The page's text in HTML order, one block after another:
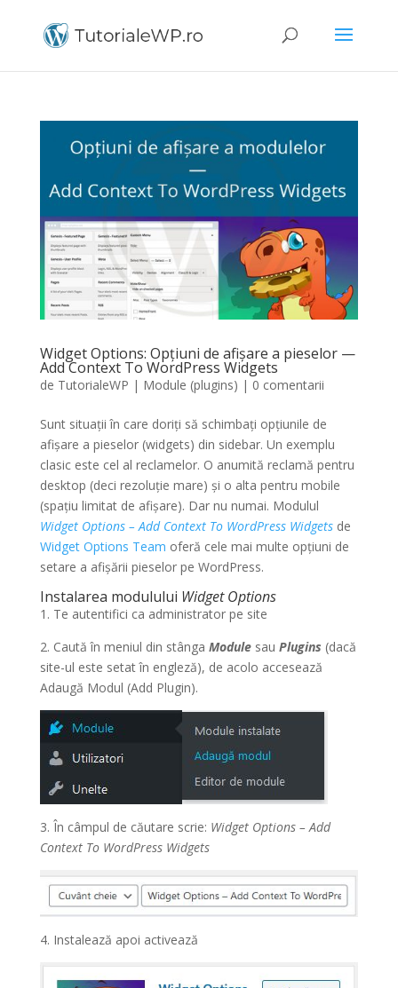
Widget Options: Opțiuni de afișare a pieselor —
Add Context To WordPress Widgets
de TutorialeWP | Module (plugins) | 0 comentarii
Sunt situații în care doriți să schimbați opțiunile de
afișare a pieselor (widgets) din sidebar. Un exemplu
clasic este cel al reclamelor. O anumită reclamă pentru
desktop (deci rezoluție mare) și o alta pentru mobile
(spațiu limitat de afișare). Dar nu numai. Modulul
Widget Options – Add Context To WordPress Widgetsde
Widget Options Team oferă cele mai multe opțiuni de
setare a afișării pieselor pe WordPress.
Instalarea modulului Widget Options
1. Te autentifici ca administrator pe site
2. Caută în meniul din stânga Module sau Plugins (dacă
site-ul este setat în engleză), de acolo accesează
Adaugă Modul (Add Plugin).
3. În câmpul de căutare scrie: Widget Options – Add
Context To WordPress Widgets
4. Instalează apoi activează